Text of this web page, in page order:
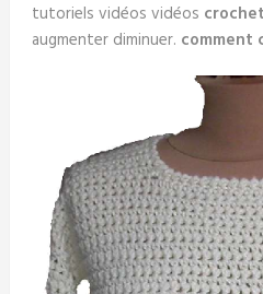
tutoriels vidéos vidéos crochet
augmenter diminuer. comment